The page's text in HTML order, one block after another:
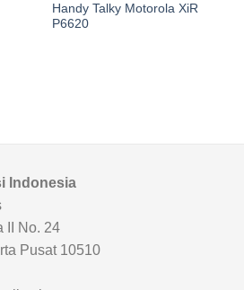
Handy Talky Motorola XiR
P6620
Indonesia
II No. 24
Pusat 10510